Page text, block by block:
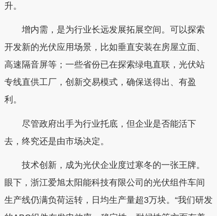
升。
增内需，是为行业长远发展拓展空间。可以探索
开发新的光伏应用场景，比如垂直安装在房屋立面、
高速隔音屏等；一些省份已在探索绿电直联，光伏站
专线直供工厂，创新交易模式，确保送得出、有盈
利。
尽管政府出手为行业托底，但企业是否能活下
去，终究还是由市场决定。
技术创新，成为光伏企业度过寒冬的一张王牌。
眼下，浙江爱旭太阳能科技有限公司的光伏组件车间
生产线仍满负荷运转，日均生产量超3万块。“我们研发